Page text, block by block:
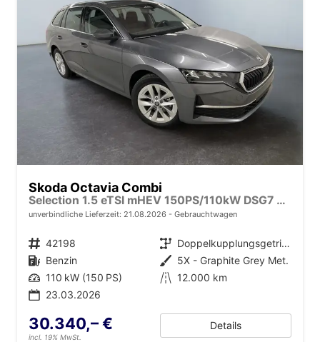
Skoda Octavia Combi
Selection 1.5 eTSI mHEV 150PS/110kW DSG7 2026 +AHK+3-ZONE+RFK+KESSY+EL.HECK+BHZ. LENKRAD
unverbindliche Lieferzeit: 21.08.2026 Gebrauchtwagen
Fahrzeugnr. 42198 Getriebe
Doppelkupplungsgetriebe (DSG)
Kraftstoff Benzin Außenfarbe 5X - Graphite Grey Met.
Leistung 110 kW (150 PS) Kilometerstand 12.000 km
23.03.2026
30.340,– €
incl. 19% MwSt.
Details